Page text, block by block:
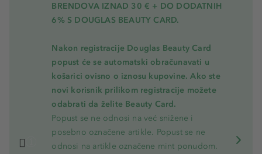
BRENDOVA IZNAD 30 € + DO DODATNIH
6% S DOUGLAS BEAUTY CARD.
Nakon registracije Douglas Beauty Card
popust će se automatski obračunavati u
košarici ovisno o iznosu kupovine. Ako ste
novi korisnik prilikom registracije možete
odabrati da želite Beauty Card.
Popust se ne odnosi na već snižene i
posebno označene artikle. Popust se ne
odnosi na artikle označene mint ponudom.